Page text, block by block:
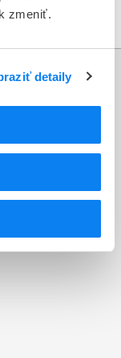
zmeniť.
detaily